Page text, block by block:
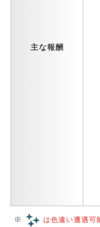
主な報酬
※ は色違い遭遇可